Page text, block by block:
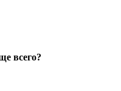
всего?